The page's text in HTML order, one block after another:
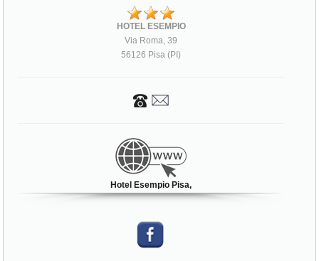
HOTEL ESEMPIO
Via Roma, 39
56126 Pisa (PI)
Hotel Esempio Pisa,